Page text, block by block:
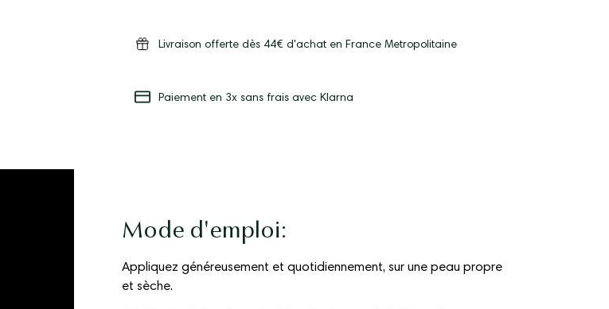
Livraison offerte dès 44€ d'achat en France Metropolitaine
Paiement en 3x sans frais avec Klarna
Mode d'emploi:
Appliquez généreusement et quotidiennement, sur une peau propre
et sèche.